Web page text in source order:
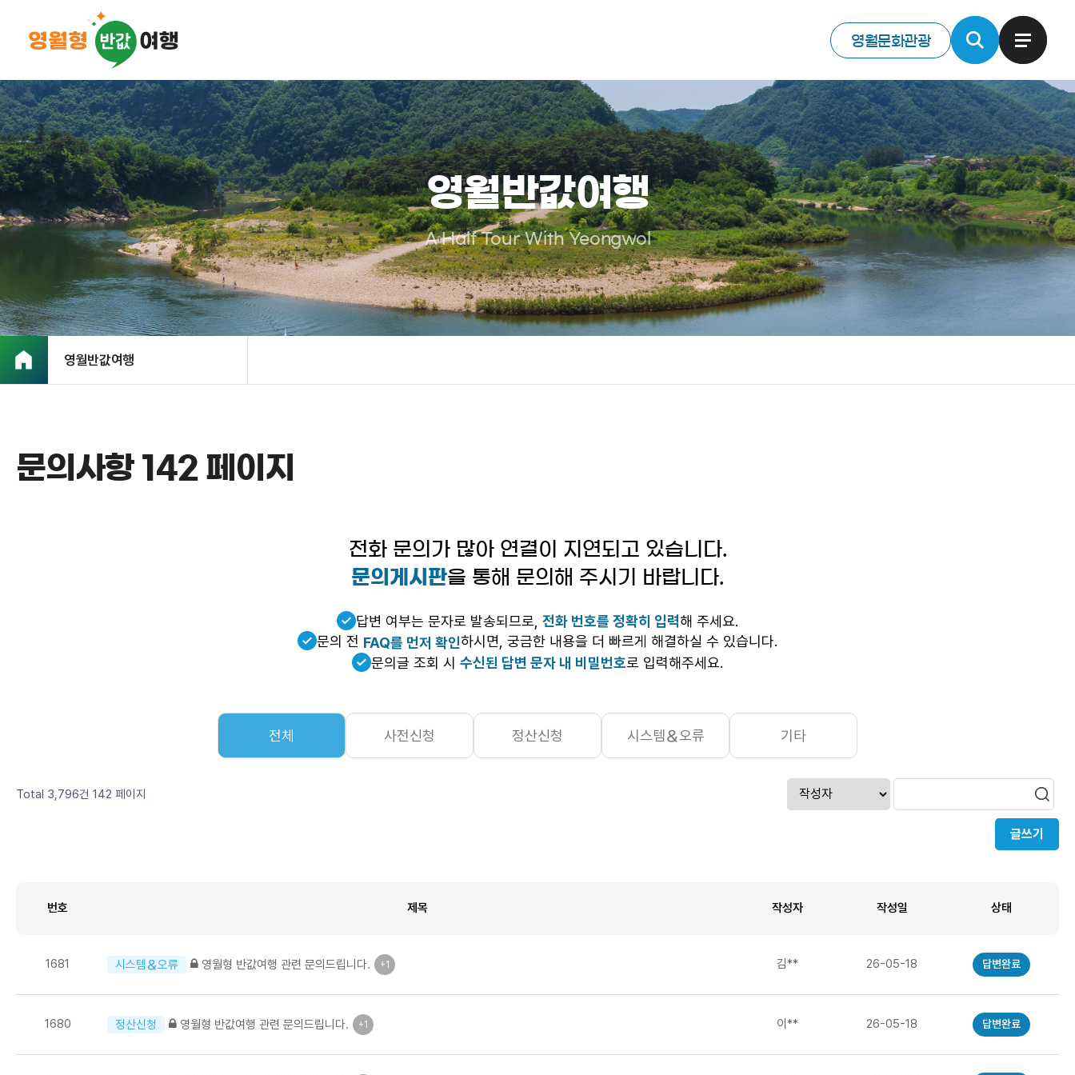
영월문화관광
영월반값여행
A Half Tour With Yeongwol
영월반값여행
문의사항 142 페이지
전화 문의가 많아 연결이 지연되고 있습니다.
문의게시판을 통해 문의해 주시기 바랍니다.
답변 여부는 문자로 발송되므로, 전화 번호를 정확히 입력해 주세요.
문의 전 FAQ를 먼저 확인하시면, 궁금한 내용을 더 빠르게 해결하실 수 있습니다.
문의글 조회 시 수신된 답변 문자 내 비밀번호로 입력해주세요.
전체 사전신청 정산신청 시스템＆오류 기타
Total 3,796건 142 페이지
글쓰기
번호 제목 작성자 작성일 상태
1681 시스템＆오류 영월형 반값여행 관련 문의드립니다. +1 김** 26-05-18 답변완료
1680 정산신청 영월형 반값여행 관련 문의드립니다. +1 이** 26-05-18 답변완료